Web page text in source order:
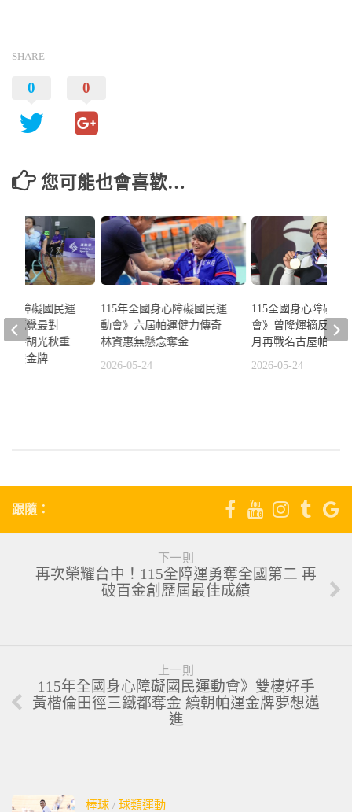
SHARE
0 0
您可能也會喜歡…
115年全國身心障礙國民運
動會》六屆帕運健力傳奇
林資惠無懸念奪金
2026-05-24
115全國身心障礙國
會》曾隆煇摘反曲
月再戰名古屋帕運
2026-05-24
心障礙國民運
的感覺最對
手胡光秋重
女雙金牌
跟隨：
下一則
再次榮耀台中！115全障運勇奪全國第二 再
破百金創歷屆最佳成績
上一則
115年全國身心障礙國民運動會》雙棲好手
黃楷倫田徑三鐵都奪金 續朝帕運金牌夢想邁
進
棒球 / 球類運動